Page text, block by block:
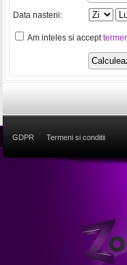
Data nasterii:
Am inteles si accept
GDPR Termeni si conditii